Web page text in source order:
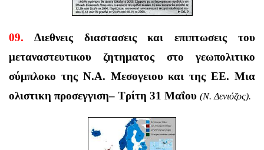
09. Διεθνεις διαστασεις και επιπτωσεις του
μεταναστευτικου ζητηματος στο γεωπολιτικο
σύμπλοκο της Ν.Α. Μεσογειου και της ΕΕ. Μια
ολιστικη προσεγγιση– Τρίτη 31 Μαΐου (Ν. Δενιόζος).